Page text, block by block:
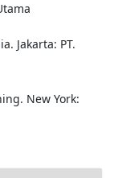
Jakarta: PT.
New York: